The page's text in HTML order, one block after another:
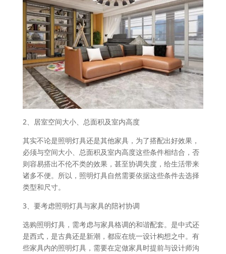
2、居室空间大小、总面积及室内高度
其实不论是照明灯具还是其他家具，为了搭配出好效果，
必须与空间大小、总面积及室内高度这些条件相结合，否
则容易搭出不伦不类的效果，甚至协调失度，给生活带来
诸多不便。所以，照明灯具自然需要依据这些条件去选择
类型和尺寸。
3、要考虑照明灯具与家具的陪衬协调
选购照明灯具，需考虑与家具格调的和谐配套。是中式还
是西式，是古典还是新潮，都应在统一设计构想之中。有
些家具内的照明灯具，需要在定做家具时提前与设计师沟